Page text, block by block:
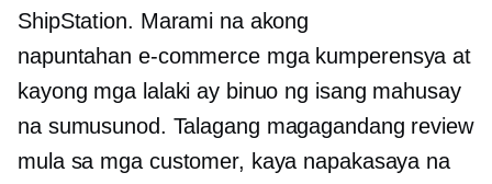
ShipStation. Marami na akong
napuntahan e-commercemga kumperensya at
kayong mga lalaki ay binuo ng isang mahusay
na sumusunod. Talagang magagandang review
mula sa mga customer, kaya napakasaya na